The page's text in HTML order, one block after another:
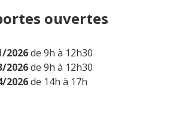
ouvertes
2026de 9h à 12h30
2026de 9h à 12h30
2026de 14h à 17h